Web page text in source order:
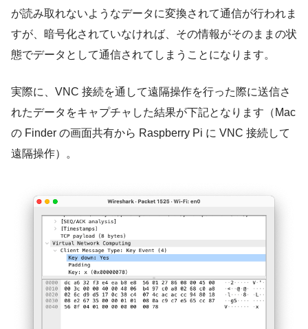
が読み取れないようなデータに変換されて通信が行われま
すが、暗号化されていなければ、その情報がそのままの状
態でデータとして通信されてしまうことになります。
実際に、VNC 接続を通して遠隔操作を行った際に送信さ
れたデータをキャプチャした結果が下記となります（Mac
の Finder の画面共有から Raspberry Pi に VNC 接続して
遠隔操作）。